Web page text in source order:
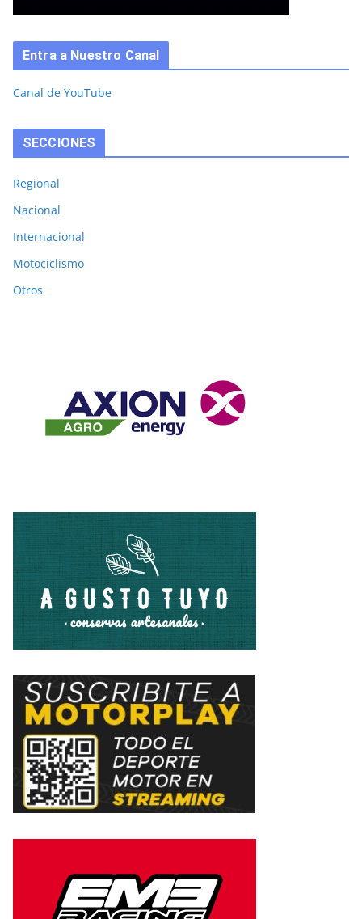
Entra a Nuestro Canal
Canal de YouTube
SECCIONES
Regional
Nacional
Internacional
Motociclismo
Otros